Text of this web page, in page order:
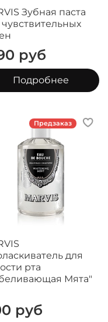
Зубная паста
руб
Подробнее
Предзаказ
для
рта
Мята"
руб